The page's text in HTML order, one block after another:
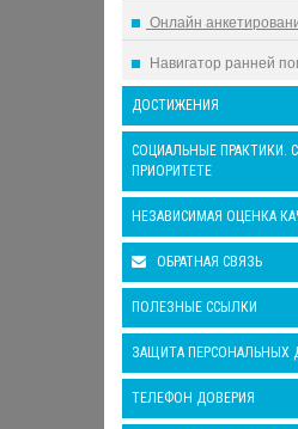
Онлайн
Навигатор ранней
ДОСТИЖЕНИЯ
СОЦИАЛЬНЫЕ ПРАКТИКИ.
ПРИОРИТЕТЕ
НЕЗАВИСИМАЯ ОЦЕНКА
ОБРАТНАЯ СВЯЗЬ
ПОЛЕЗНЫЕ ССЫЛКИ
ЗАЩИТА ПЕРСОНАЛЬНЫХ
ТЕЛЕФОН ДОВЕРИЯ